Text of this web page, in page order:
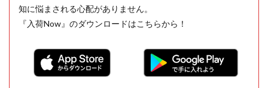
知に悩まされる心配がありません。
『入荷Now』のダウンロードはこちらから！